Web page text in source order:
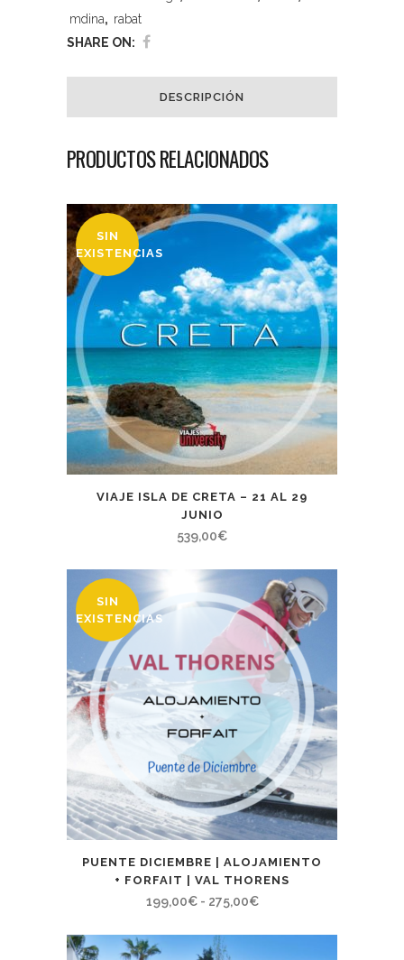
mdina, rabat
SHARE ON:
DESCRIPCIÓN
PRODUCTOS RELACIONADOS
SIN
EXISTENCIAS
VIAJE ISLA DE CRETA – 21 AL 29
JUNIO
539,00€
SIN
EXISTENCIAS
PUENTE DICIEMBRE | ALOJAMIENTO
+ FORFAIT | VAL THORENS
199,00€ - 275,00€Rango